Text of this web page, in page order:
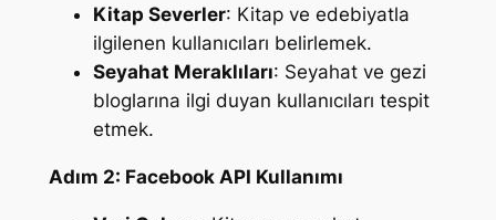
Kitap Severler: Kitap ve edebiyatla
ilgilenen kullanıcıları belirlemek.
Seyahat Meraklıları: Seyahat ve gezi
bloglarına ilgi duyan kullanıcıları tespit
etmek.
Adım 2: Facebook API Kullanımı